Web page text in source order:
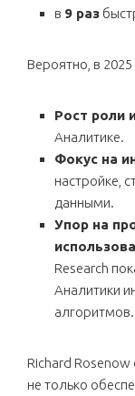
в 9 раз
Вероятно, в
Рост роли
Аналитике.
Фокус на
настройке,
данными.
Упор на
Research
Аналитики
алгоритмов.
Richard
не только